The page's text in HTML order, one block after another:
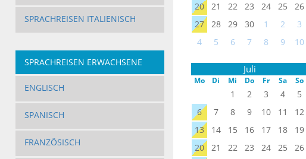
SPRACHREISEN ITALIENISCH
SPRACHREISEN ERWACHSENE
ENGLISCH
SPANISCH
FRANZÖSISCH
20
21 22 23 24 25
26
27
28 29 30 1 2
3
4
5 6 7 8 9 10
Juli
Mo Di Mi Do Fr Sa So
1 2 3 4
5
6
7 8 9 10 11
12
13
14 15 16 17 18
19
20
21 22 23 24 25
26